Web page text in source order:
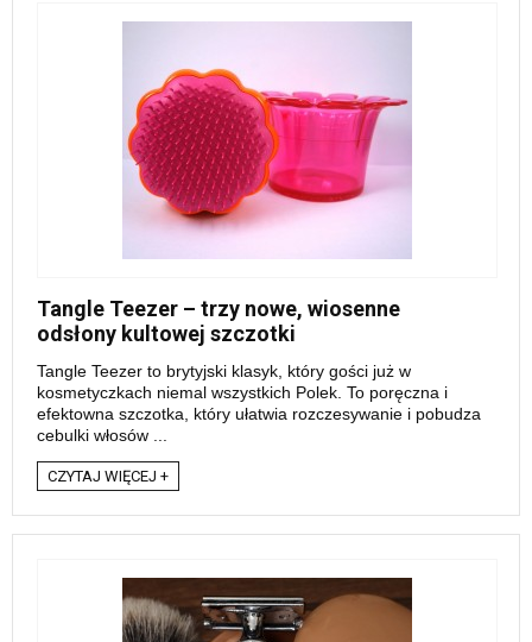
Tangle Teezer – trzy nowe, wiosenne
odsłony kultowej szczotki
Tangle Teezer to brytyjski klasyk, który gości już w
kosmetyczkach niemal wszystkich Polek. To poręczna i
efektowna szczotka, który ułatwia rozczesywanie i pobudza
cebulki włosów ...
CZYTAJ WIĘCEJ +